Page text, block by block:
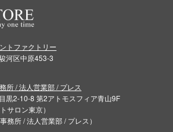
トファクトリー
河区中原453-3
所 / 法人営業部 / プレス
黒2-10-8 第2アトモスフィア青山9F
サロン東京）
務所 / 法人営業部 / プレス）